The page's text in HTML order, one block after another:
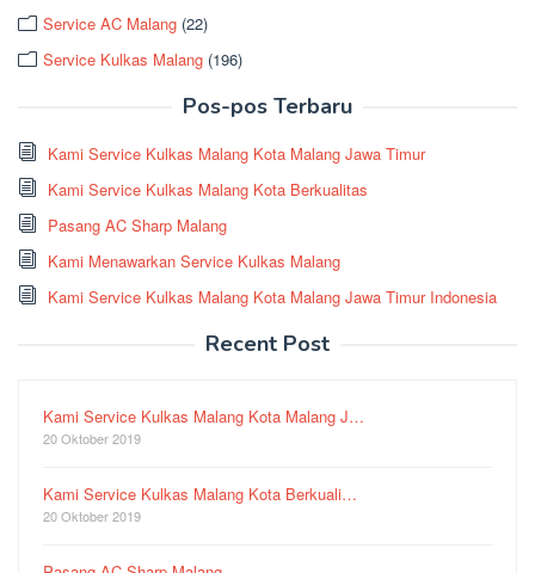
Service AC Malang (22)
Service Kulkas Malang (196)
Pos-pos Terbaru
Kami Service Kulkas Malang Kota Malang Jawa Timur
Kami Service Kulkas Malang Kota Berkualitas
Pasang AC Sharp Malang
Kami Menawarkan Service Kulkas Malang
Kami Service Kulkas Malang Kota Malang Jawa Timur Indonesia
Recent Post
Kami Service Kulkas Malang Kota Malang J…
20 Oktober 2019
Kami Service Kulkas Malang Kota Berkuali…
20 Oktober 2019